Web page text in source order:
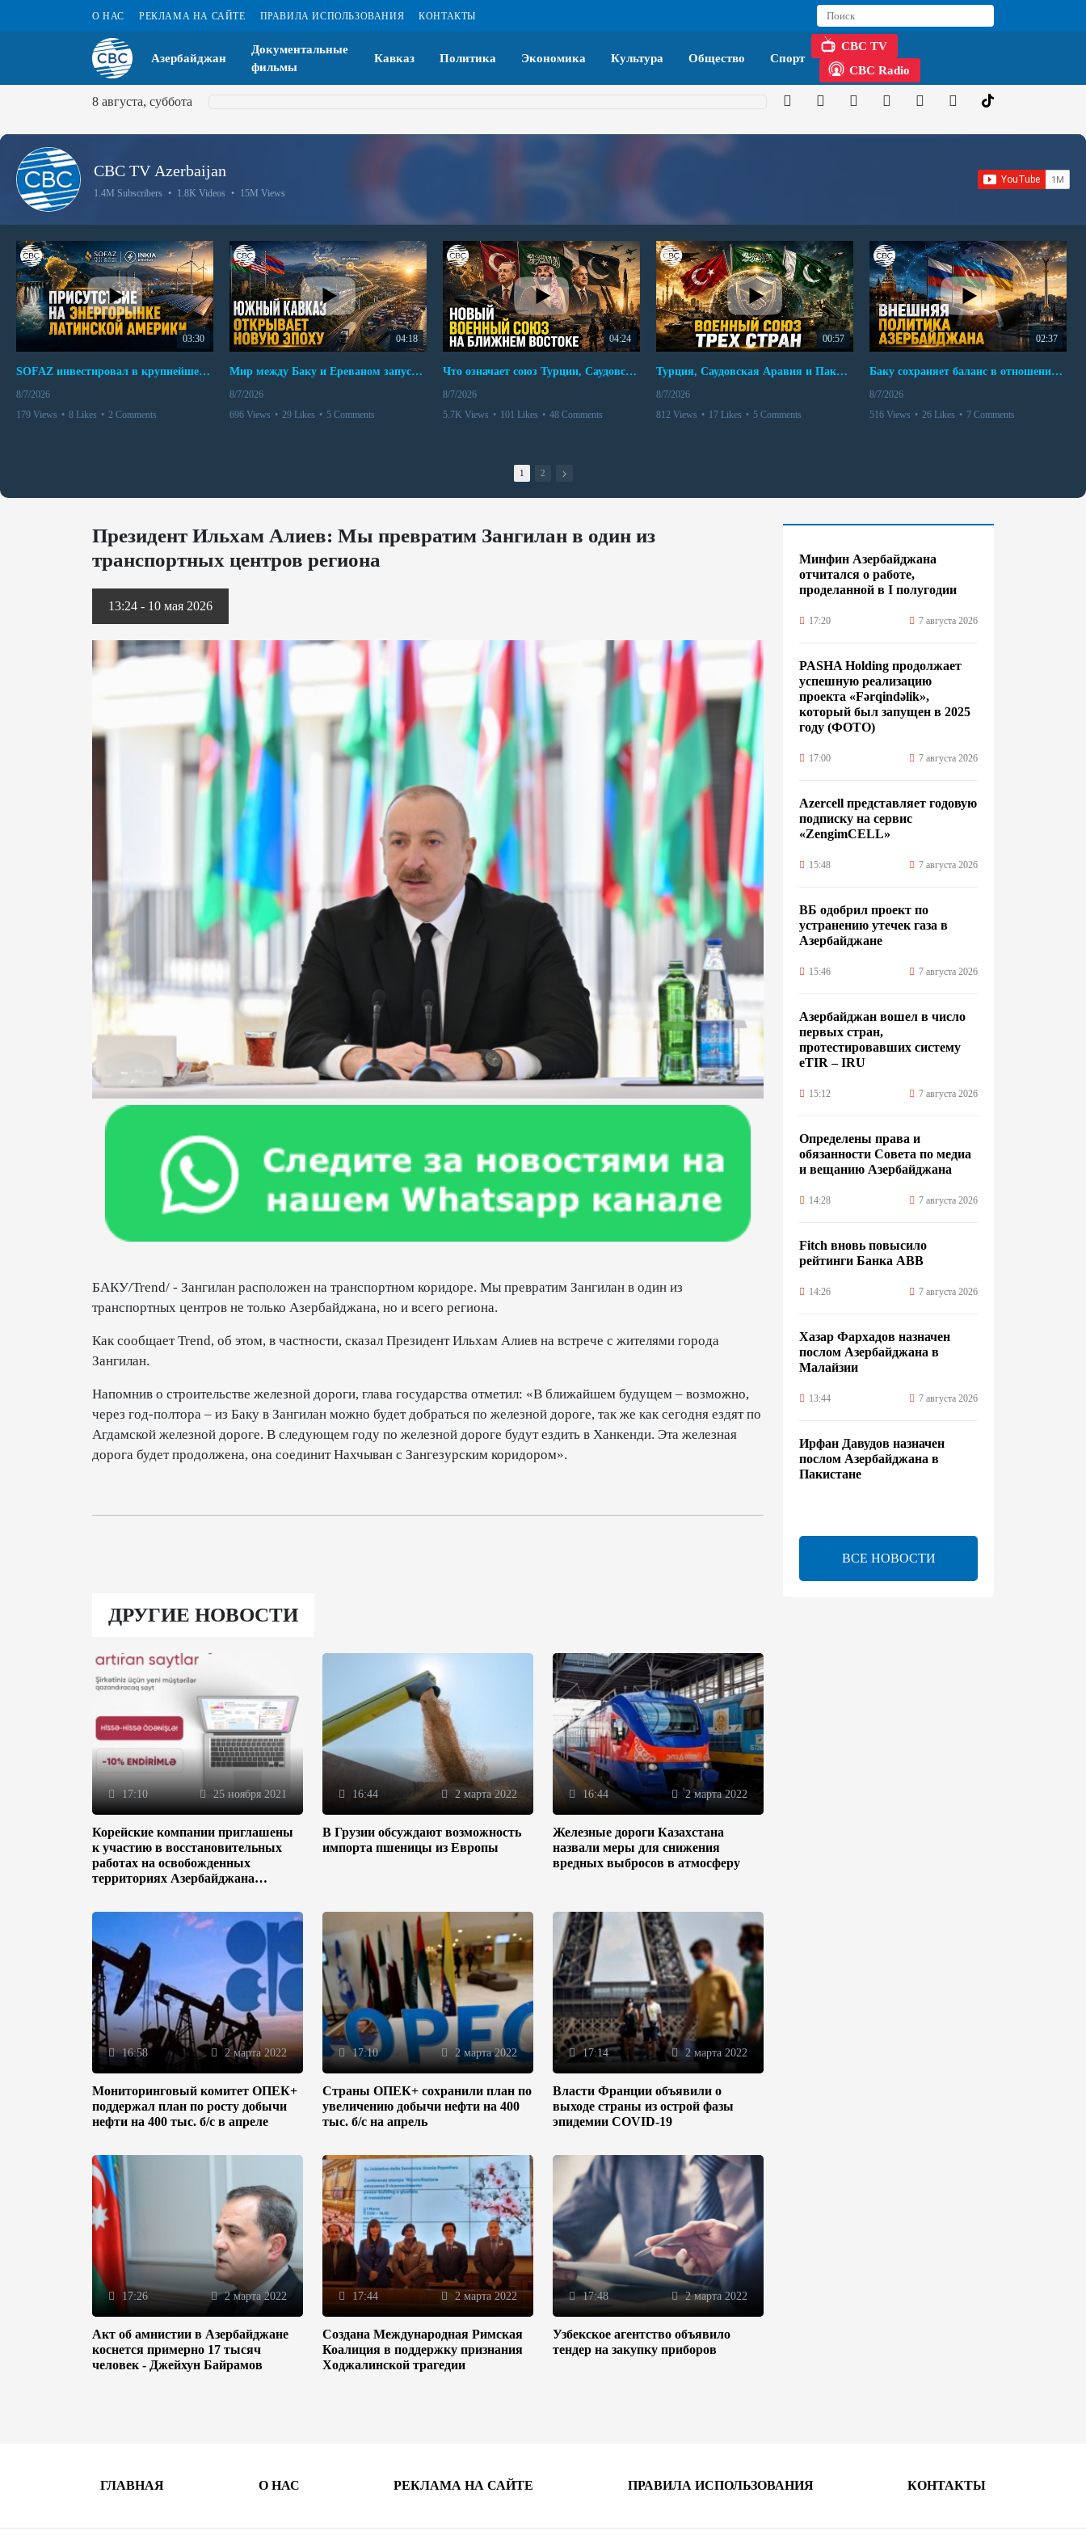
О НАС РЕКЛАМА НА САЙТЕ ПРАВИЛА ИСПОЛЬЗОВАНИЯ КОНТАКТЫ
Азербайджан
Документальные
фильмы
Кавказ Политика Экономика Культура Общество Спорт
CBC TV
CBC Radio
8 августа, суббота
CBC TV Azerbaijan
1.4M Subscribers • 1.8K Videos • 15M Views
03:30
SOFAZ инвестировал в крупнейшего независимого производителя электроэнергии Перу
8/7/2026
179 Views • 8 Likes • 2 Comments
04:18
Мир между Баку и Ереваном запускает крупные логистические проекты
8/7/2026
696 Views • 29 Likes • 5 Comments
04:24
Что означает союз Турции, Саудовской Аравии и Пакистана?
8/7/2026
5.7K Views • 101 Likes • 48 Comments
00:57
Турция, Саудовская Аравия и Пакистан подписали соглашение о совместной обороне
8/7/2026
812 Views • 17 Likes • 5 Comments
02:37
Баку сохраняет баланс в отношениях с Москвой и Киевом
8/7/2026
516 Views • 26 Likes • 7 Comments
1 2
Президент Ильхам Алиев: Мы превратим Зангилан в один из
транспортных центров региона
13:24 - 10 мая 2026
БАКУ/Trend/ - Зангилан расположен на транспортном коридоре. Мы превратим Зангилан в один из
транспортных центров не только Азербайджана, но и всего региона.
Как сообщает Trend, об этом, в частности, сказал Президент Ильхам Алиев на встрече с жителями города
Зангилан.
Напомнив о строительстве железной дороги, глава государства отметил: «В ближайшем будущем – возможно,
через год-полтора – из Баку в Зангилан можно будет добраться по железной дороге, так же как сегодня ездят по
Агдамской железной дороге. В следующем году по железной дороге будут ездить в Ханкенди. Эта железная
дорога будет продолжена, она соединит Нахчыван с Зангезурским коридором».
ДРУГИЕ НОВОСТИ
17:10 25 ноября 2021
Корейские компании приглашены
к участию в восстановительных
работах на освобожденных
территориях Азербайджана
16:44 2 марта 2022
В Грузии обсуждают возможность
импорта пшеницы из Европы
16:44 2 марта 2022
Железные дороги Казахстана
назвали меры для снижения
вредных выбросов в атмосферу
16:58 2 марта 2022
Мониторинговый комитет ОПЕК+
поддержал план по росту добычи
нефти на 400 тыс. б/с в апреле
17:10 2 марта 2022
Страны ОПЕК+ сохранили план по
увеличению добычи нефти на 400
тыс. б/с на апрель
17:14 2 марта 2022
Власти Франции объявили о
выходе страны из острой фазы
эпидемии COVID-19
17:26 2 марта 2022
Акт об амнистии в Азербайджане
коснется примерно 17 тысяч
человек - Джейхун Байрамов
17:44 2 марта 2022
Создана Международная Римская
Коалиция в поддержку признания
Ходжалинской трагедии
17:48 2 марта 2022
Узбекское агентство объявило
тендер на закупку приборов
Минфин Азербайджана
отчитался о работе,
проделанной в I полугодии
17:20 7 августа 2026
PASHA Holding продолжает
успешную реализацию
проекта «Fərqindəlik»,
который был запущен в 2025
году (ФОТО)
17:00 7 августа 2026
Azercell представляет годовую
подписку на сервис
«ZengimCELL»
15:48 7 августа 2026
ВБ одобрил проект по
устранению утечек газа в
Азербайджане
15:46 7 августа 2026
Азербайджан вошел в число
первых стран,
протестировавших систему
eTIR – IRU
15:12 7 августа 2026
Определены права и
обязанности Совета по медиа
и вещанию Азербайджана
14:28 7 августа 2026
Fitch вновь повысило
рейтинги Банка ABB
14:26 7 августа 2026
Хазар Фархадов назначен
послом Азербайджана в
Малайзии
13:44 7 августа 2026
Ирфан Давудов назначен
послом Азербайджана в
Пакистане
взаимном выделении
образовательных квот между
барьеры для свободного
ВСЕ НОВОСТИ
ГЛАВНАЯ О НАС РЕКЛАМА НА САЙТЕ ПРАВИЛА ИСПОЛЬЗОВАНИЯ КОНТАКТЫ